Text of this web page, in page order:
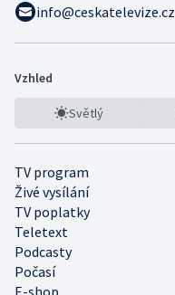
info@ceskatelevize.cz
Vzhled
Světlý
TV program
Živé vysílání
TV poplatky
Teletext
Podcasty
Počasí
E-shop